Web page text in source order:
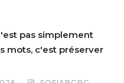
pas simplement
mots, c'est préserver